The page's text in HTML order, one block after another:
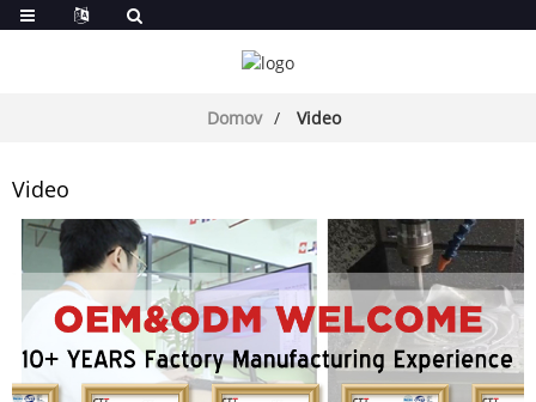
Domov Video
Video